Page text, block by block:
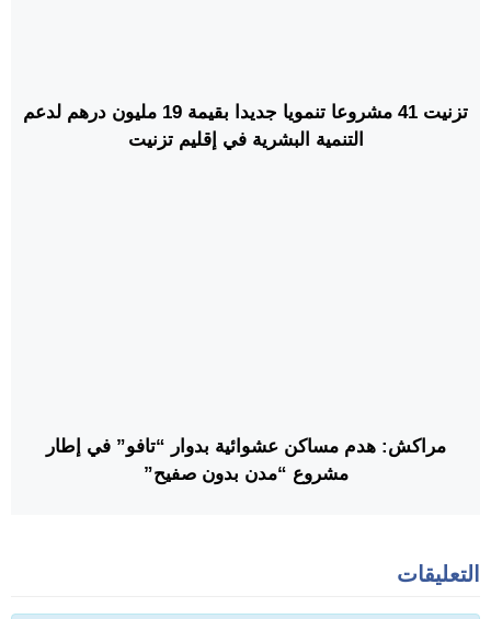
تزنيت 41 مشروعا تنمويا جديدا بقيمة 19 مليون درهم لدعم
التنمية البشرية في إقليم تزنيت
مراكش: هدم مساكن عشوائية بدوار “تافو” في إطار
مشروع “مدن بدون صفيح”
التعليقات